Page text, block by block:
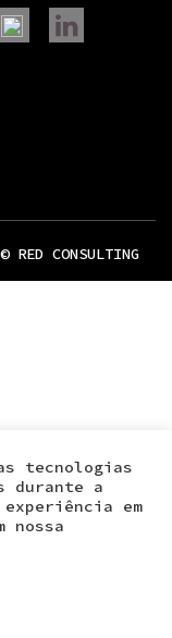
© RED CONSULTING
tecnologias
durante a
em
nossa